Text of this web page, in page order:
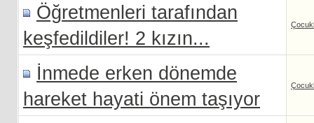
Öğretmenleri tarafından
keşfedildiler! 2 kızın...
İnmede erken dönemde
hareket hayati önem taşıyor